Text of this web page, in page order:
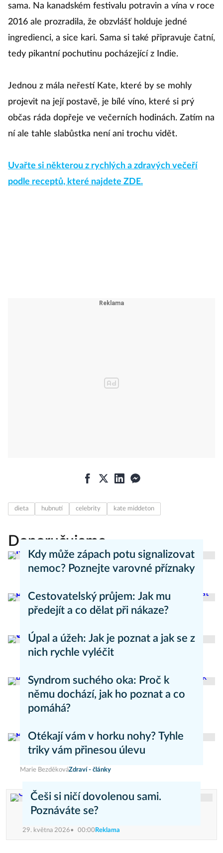
sama. Na kanadském festivalu potravin a vína v roce
2016 ale prozradila, že obzvlášť holduje jedné
ingredienci, a sice kari. Sama si také připravuje čatní,
tedy pikantní pochutinu pocházející z Indie.
Jednou z mála neřestí Kate, které by se mohly
projevit na její postavě, je bílé víno, které si prý
občas ráda dopřeje ve večerních hodinách. Zatím na
ní ale tahle slabůstka není ani trochu vidět.
Uvařte si některou z rychlých a zdravých večeří
podle receptů, které najdete ZDE.
dieta hubnutí celebrity kate middeton
Doporučujeme
Kdy může zápach potu signalizovat
nemoc? Poznejte varovné příznaky
Cestovatelský průjem: Jak mu
předejít a co dělat při nákaze?
Aneta Valešová
Úpal a úžeh: Jak je poznat a jak se z
nich rychle vyléčit
Syndrom suchého oka: Proč k
němu dochází, jak ho poznat a co
pomáhá?
Otékají vám v horku nohy? Tyhle
triky vám přinesou úlevu
Marie BezděkováZdraví - články
Češi si ničí dovolenou sami.
Poznáváte se?
29. května 2026 00:00 Reklama